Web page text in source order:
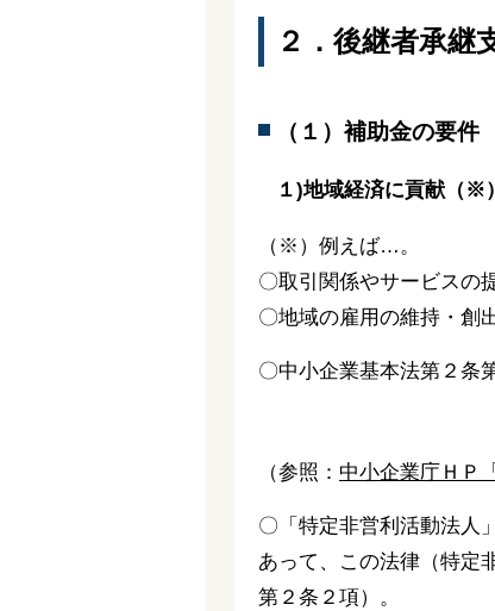
２．後継者承
（１）補助金の要件
１)地域経済に貢献（※
（※）例えば…。
〇取引関係やサービスの
〇地域の雇用の維持・創
〇中小企業基本法第２条
（参照： 中小企業庁ＨＰ
〇「特定非営利活動法人
あって、この法律（特定
第２条２項）。